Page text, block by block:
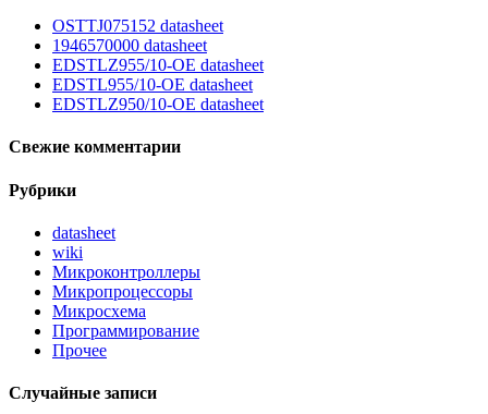
OSTTJ075152 datasheet
1946570000 datasheet
EDSTLZ955/10-OE datasheet
EDSTL955/10-OE datasheet
EDSTLZ950/10-OE datasheet
Свежие комментарии
Рубрики
datasheet
wiki
Микроконтроллеры
Микропроцессоры
Микросхема
Программирование
Прочее
Случайные записи